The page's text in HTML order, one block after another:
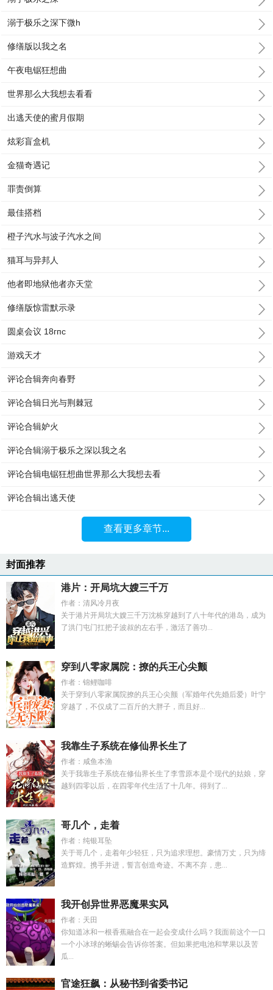
溺于极乐之深下微h
修缮版以我之名
午夜电锯狂想曲
世界那么大我想去看看
出逃天使的蜜月假期
炫彩盲盒机
金猫奇遇记
罪责倒算
最佳搭档
橙子汽水与波子汽水之间
猫耳与异邦人
他者即地狱他者亦天堂
修缮版惊雷默示录
圆桌会议 18гпc
游戏天才
评论合辑奔向春野
评论合辑日光与荆棘冠
评论合辑妒火
评论合辑溺于极乐之深以我之名
评论合辑电锯狂想曲世界那么大我想去看
评论合辑出逃天使
查看更多章节...
封面推荐
港片：开局坑大嫂三千万
作者：清风冷月夜
关于港片开局坑大嫂三千万沈栋穿越到了八十年代的港岛，成为
了洪门屯门扛把子波叔的左右手，激活了善功...
穿到八零家属院：撩的兵王心尖颤
作者：锦鲤咖啡
关于穿到八零家属院撩的兵王心尖颤（军婚年代先婚后爱）叶宁
穿越了，不仅成了二百斤的大胖子，而且好...
我靠生子系统在修仙界长生了
作者：咸鱼本渔
关于我靠生子系统在修仙界长生了李雪原本是个现代的姑娘，穿
越到四零以后，在四零年代生活了十几年。得到了...
哥几个，走着
作者：纯银耳坠
关于哥几个，走着年少轻狂，只为追求理想。豪情万丈，只为缔
造辉煌。携手并进，誓言创造奇迹。不离不弃，患...
我开创异世界恶魔果实风
作者：天田
你知道冰和一根香蕉融合在一起会变成什么吗？我面前这个一口
一个小冰球的蜥蜴会告诉你答案。但如果把电池和苹果以及苦
瓜...
官途狂飙：从秘书到省委书记